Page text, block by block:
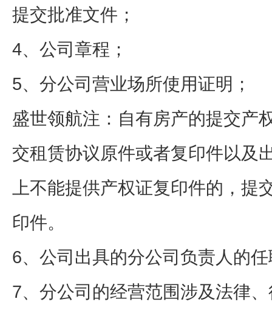
提交批准文件；
4、公司章程；
5、分公司营业场所使用证明；
盛世领航注：自有房产的提交产
交租赁协议原件或者复印件以及
上不能提供产权证复印件的，提
印件。
6、公司出具的分公司负责人的
7、分公司的经营范围涉及法律